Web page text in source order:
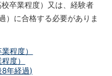
卒業程度）又は、経験者
）に合格する必要がありま
程度）
度）
年経過)